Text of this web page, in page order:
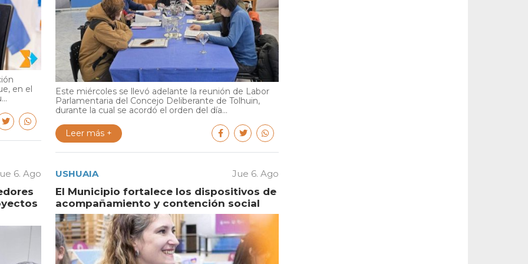
en el
Este miércoles se llevó adelante la reunión de Labor
Parlamentaria del Concejo Deliberante de Tolhuin,
durante la cual se acordó el orden del día...
Leer más +
6. Ago USHUAIA Jue 6. Ago
El Municipio fortalece los dispositivos de
acompañamiento y contención social